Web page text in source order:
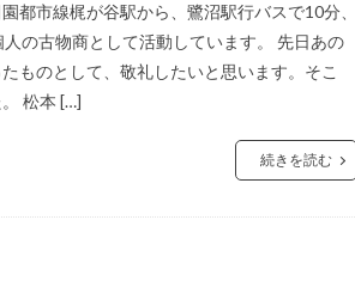
都市線梶が谷駅から、鷺沼駅行バスで10分、
の古物商として活動しています。 先日あの
ものとして、敬礼したいと思います。そこ
松本 […]
続きを読む